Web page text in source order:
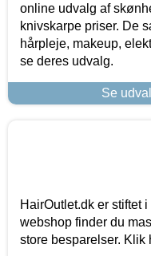
online udvalg af
knivskarpe priser. De
hårpleje, makeup,
se deres udvalg.
Se
HairOutlet.dk er stiftet
webshop finder du
store besparelser. Klik